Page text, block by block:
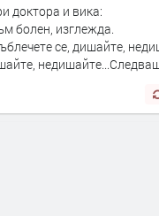
доктора и вика:
болен, изглежда.
се, дишайте,